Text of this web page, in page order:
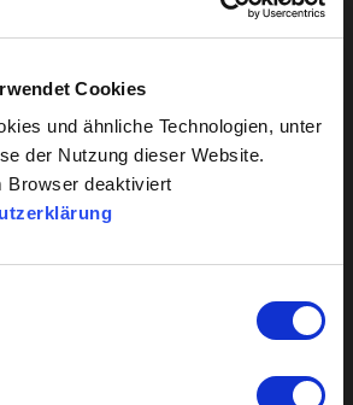
Cookies
und ähnliche Technologien, unter
der Nutzung dieser Website.
Browser deaktiviert
de travail
malgré la maladie?